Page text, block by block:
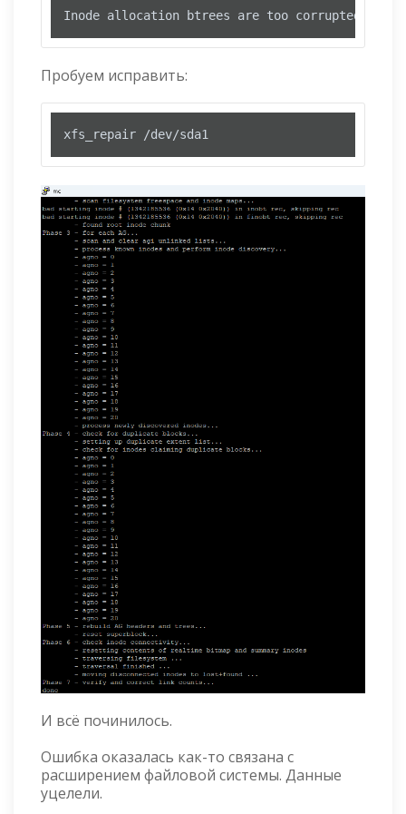
Inode allocation btrees are too corrupted
Пробуем исправить:
xfs_repair /dev/sda1
И всё починилось.
Ошибка оказалась как-то связана с
расширением файловой системы. Данные
уцелели.